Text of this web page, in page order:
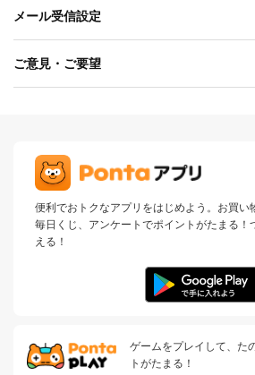
メール受信設定
ご意見・ご要望
便利でおトクなアプリをはじめよう。お買い
毎日くじ、アンケートでポイントがたまる！
える！
ゲームをプレイして、た
トがたまる！